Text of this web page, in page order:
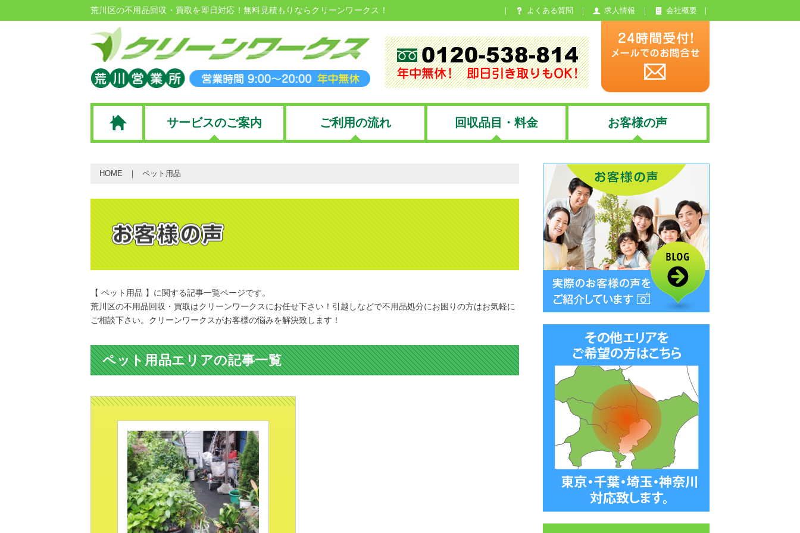
荒川区の不用品回収・買取を即日対応！無料見積もりならクリーンワークス！ よくある質問 求人情報 会社概要
サービスのご案内 ご利用の流れ 回収品目・料金 お客様の声
HOME ペット用品
【 ペット用品 】に関する記事一覧ページです。
荒川区の不用品回収・買取はクリーンワークスにお任せ下さい！引越しなどで不用品処分にお困りの方はお気軽に
ご相談下さい。クリーンワークスがお客様の悩みを解決致します！
ペット用品エリアの記事一覧